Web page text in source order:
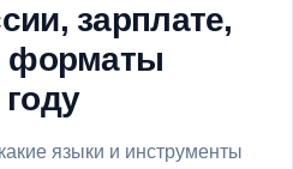
зарплате,
форматы
языки и инструменты